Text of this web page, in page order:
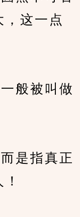
这一点